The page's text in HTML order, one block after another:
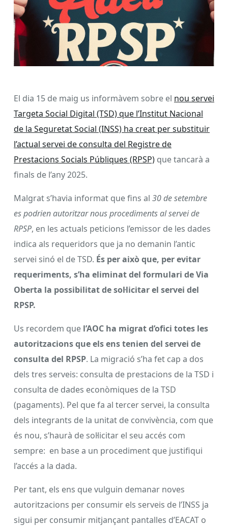
El dia 15 de maig us informàvem sobre el nou servei
Targeta Social Digital (TSD) que l’Institut Nacional
de la Seguretat Social (INSS) ha creat per substituir
l’actual servei de consulta del Registre de
Prestacions Socials Públiques (RPSP) que tancarà a
finals de l’any 2025.
Malgrat s’havia informat que fins al 30 de setembre
es podrien autoritzar nous procediments al servei de
RPSP, en les actuals peticions l’emissor de les dades
indica als requeridors que ja no demanin l’antic
servei sinó el de TSD. És per això que, per evitar
requeriments, s’ha eliminat del formulari de Via
Oberta la possibilitat de sol·licitar el servei del
RPSP.
Us recordem que l’AOC ha migrat d’ofici totes les
autoritzacions que els ens tenien del servei de
consulta del RPSP. La migració s’ha fet cap a dos
dels tres serveis: consulta de prestacions de la TSD i
consulta de dades econòmiques de la TSD
(pagaments). Pel que fa al tercer servei, la consulta
dels integrants de la unitat de convivència, com que
és nou, s’haurà de sol·licitar el seu accés com
sempre: en base a un procediment que justifiqui
l’accés a la dada.
Per tant, els ens que vulguin demanar noves
autoritzacions per consumir els serveis de l’INSS ja
sigui per consumir mitjançant pantalles d’EACAT o